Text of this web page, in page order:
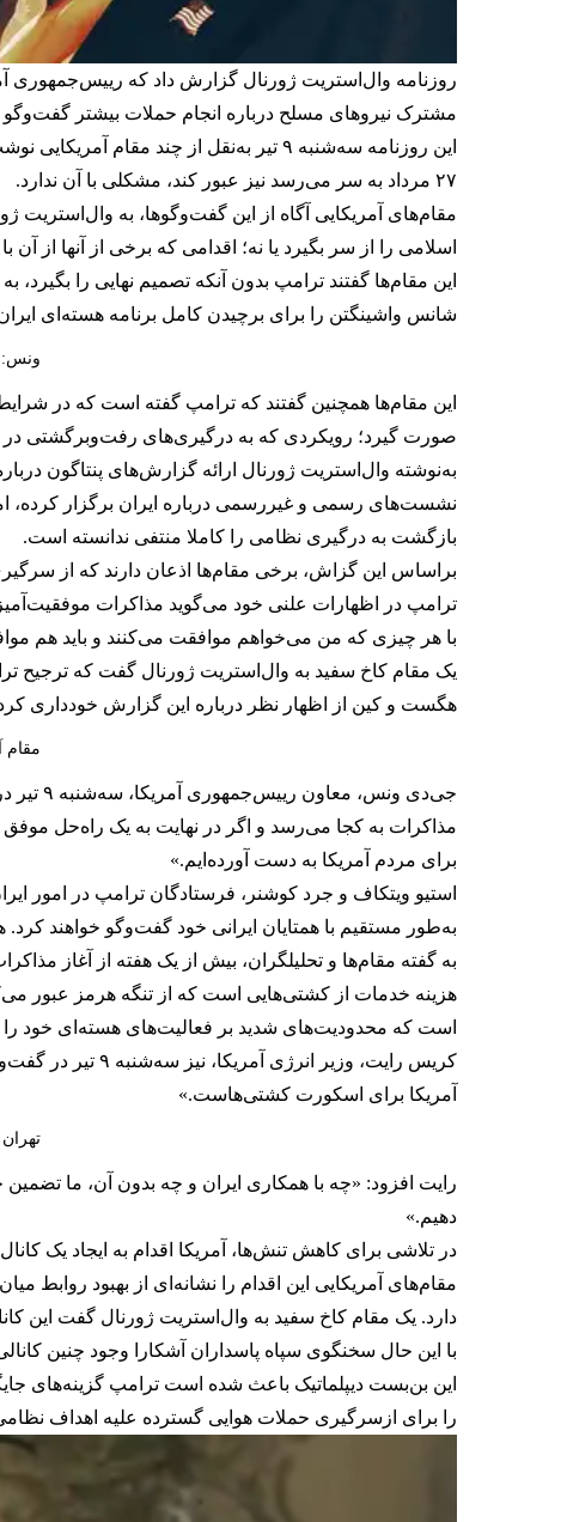
روزنامه وال‌استریت ژورنال گزارش داد که رییس‌جمهوری
مشترک نیروهای مسلح درباره انجام حملات بیشتر گفت‌وگو
۲۷ مرداد به سر می‌رسد نیز عبور کند، مشکلی با آن ندارد.
مقام‌های آمریکایی آگاه از این گفت‌وگوها، به وال‌استریت
اسلامی را از سر بگیرد یا نه؛ اقدامی که برخی از آنها از
این مقام‌ها گفتند ترامپ بدون آنکه تصمیم نهایی را
شانس واشینگتن را برای برچیدن کامل برنامه هسته‌ای
ونس:
این مقام‌ها همچنین گفتند که ترامپ گفته است که در
صورت گیرد؛ رویکردی که به درگیری‌های رفت‌وبرگشتی در
به‌نوشته وال‌استریت ژورنال ارائه گزارش‌های پنتاگون
نشست‌های رسمی و غیررسمی درباره ایران برگزار کرده،
بازگشت به درگیری نظامی را کاملا منتفی ندانسته است.
براساس این گزاش، برخی مقام‌ها اذعان دارند که از
ترامپ در اظهارات علنی خود می‌گوید مذاکرات
با هر چیزی که من می‌خواهم موافقت می‌کنند و باید هم
یک مقام کاخ سفید به وال‌استریت ژورنال گفت که ترجیح
هگست و کین از اظهار نظر درباره این گزارش خودداری
مقام
جی‌دی
مذاکرات به کجا می‌رسد و اگر در نهایت به یک راه‌حل موفق
برای مردم آمریکا به دست آورده‌ایم.»
استیو ویتکاف و جرد کوشنر، فرستادگان ترامپ در امور
به‌طور مستقیم با همتایان ایرانی خود گفت‌وگو خواهند
هزینه خدمات از کشتی‌هایی است که از تنگه هرمز عبور
است که محدودیت‌های شدید بر فعالیت‌های هسته‌ای خود را
کریس رایت،
آمریکا برای اسکورت کشتی‌هاست.»
رایت افزود: «چه با همکاری ایران و چه بدون آن، ما تضمین
دهیم.»
در تلاشی برای کاهش تنش‌ها، آمریکا اقدام به ایجاد یک
مقام‌های آمریکایی این اقدام را نشانه‌ای از بهبود روابط
دارد. یک مقام کاخ سفید به وال‌استریت ژورنال گفت این
با این حال سخنگوی سپاه پاسداران آشکارا وجود چنین
این بن‌بست دیپلماتیک باعث شده است ترامپ گزینه‌های
را برای ازسرگیری حملات هوایی گسترده علیه اهداف نظامی